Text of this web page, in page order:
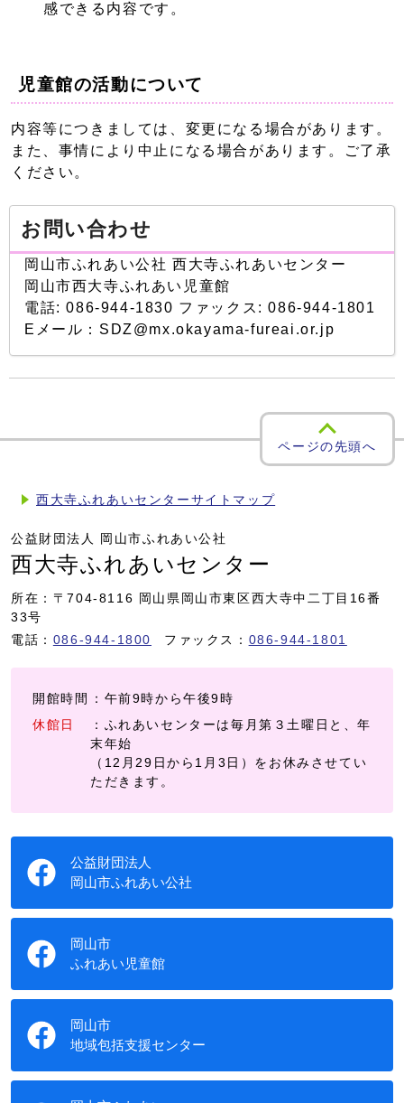
感できる内容です。
児童館の活動について
内容等につきましては、変更になる場合があります。
また、事情により中止になる場合があります。ご了承
ください。
お問い合わせ
岡山市ふれあい公社 西大寺ふれあいセンター
岡山市西大寺ふれあい児童館
電話: 086-944-1830 ファックス: 086-944-1801
Eメール：SDZ@mx.okayama-fureai.or.jp
ページの先頭へ
西大寺ふれあいセンターサイトマップ
公益財団法人 岡山市ふれあい公社
西大寺ふれあいセンター
所在：〒704-8116 岡山県岡山市東区西大寺中二丁目16番
33号
電話： 086-944-1800 ファックス： 086-944-1801
開館時間
：午前9時から午後9時
休館日
：ふれあいセンターは毎月第３土曜日と、年
末年始
（12月29日から1月3日）をお休みさせてい
ただきます。
公益財団法人
岡山市ふれあい公社
岡山市
ふれあい児童館
岡山市
地域包括支援センター